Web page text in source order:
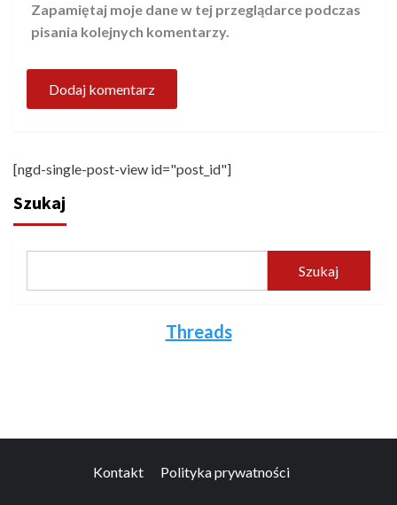
Zapamiętaj moje dane w tej przeglądarce podczas
pisania kolejnych komentarzy.
[ngd-single-post-view id="post_id"]
Szukaj
Szukaj
Threads
Kontakt Polityka prywatności